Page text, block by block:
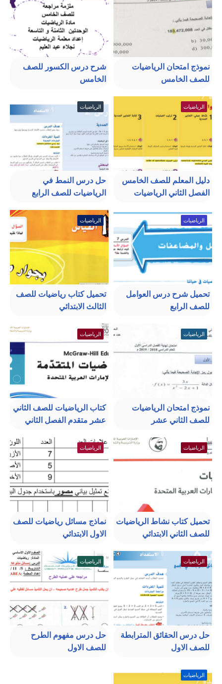
نموذج امتحان الرياضيات
للصف الخامس
شرح درس الكسور للصف
الخامس
الرياضيات
دليل المعلم للصف الخامس
الفصل الثاني الرياضيات
الرياضيات
حل درس النمط في
الرياضيات للصف الرابع
الرياضيات
تحميل شرح درس العوامل
للصف الرابع
الرياضيات
تحميل كتاب رياضيات للصف
الثالث الابتدائي
الرياضيات
نموذج امتحان الرياضيات
للصف الثاني عشر
الرياضيات
كتاب الرياضيات للصف الثاني
عشر متقدم الفصل الثاني
الرياضيات
تحميل كتاب نشاط الرياضيات
للصف الثاني الابتدائي
الرياضيات
نماذج مسائل رياضيات للصف
الاول الابتدائي
الرياضيات
حل درس الحقائق المترابطة
للصف الاول
الرياضيات
حل درس مفهوم الطرح
للصف الاول
الرياضيات